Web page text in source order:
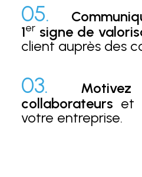
05.
1er signe de
client auprès des
03.
collaborateurs et
votre entreprise.